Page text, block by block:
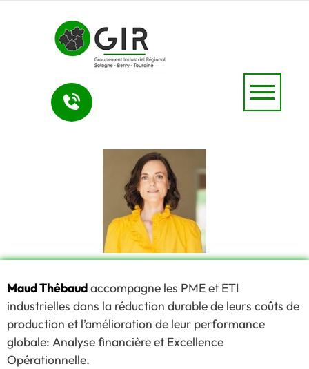
Maud Thébaudaccompagne les PME et ETI
industrielles dans la réduction durable de leurs coûts de
production et l’amélioration de leur performance
globale: Analyse financière et Excellence
Opérationnelle.